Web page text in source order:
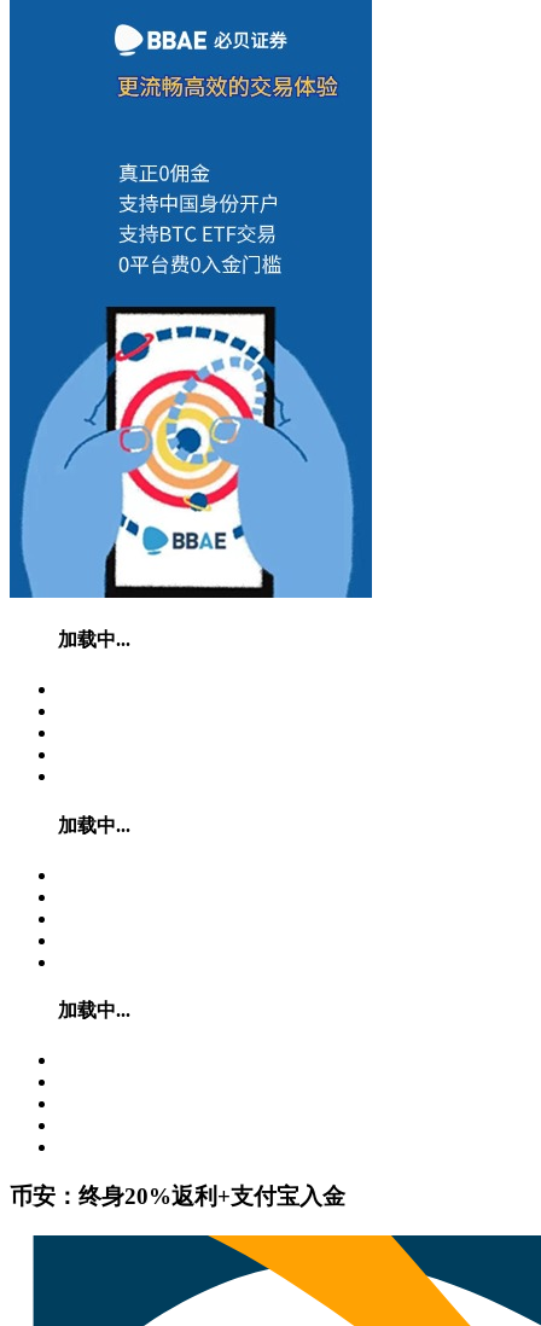
加载中...
加载中...
加载中...
币安：终身20%返利+支付宝入金